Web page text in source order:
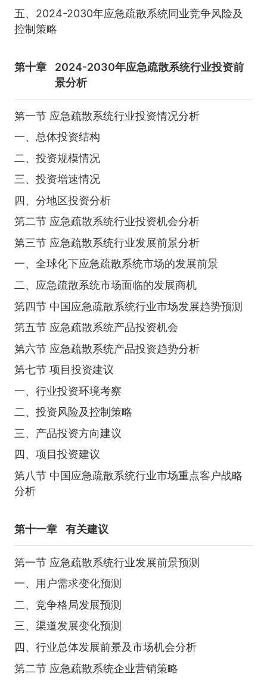
五、2024-2030年应急疏散系统同业竞争风险及
控制策略
第十章
2024-2030年应急疏散系统行业投资前
景分析
第一节 应急疏散系统行业投资情况分析
一、总体投资结构
二、投资规模情况
三、投资增速情况
四、分地区投资分析
第二节 应急疏散系统行业投资机会分析
第三节 应急疏散系统行业发展前景分析
一、全球化下应急疏散系统市场的发展前景
二、应急疏散系统市场面临的发展商机
第四节 中国应急疏散系统行业市场发展趋势预测
第五节 应急疏散系统产品投资机会
第六节 应急疏散系统产品投资趋势分析
第七节 项目投资建议
一、行业投资环境考察
二、投资风险及控制策略
三、产品投资方向建议
四、项目投资建议
第八节 中国应急疏散系统行业市场重点客户战略
分析
第十一章 有关建议
第一节 应急疏散系统行业发展前景预测
一、用户需求变化预测
二、竞争格局发展预测
三、渠道发展变化预测
四、行业总体发展前景及市场机会分析
第二节 应急疏散系统企业营销策略